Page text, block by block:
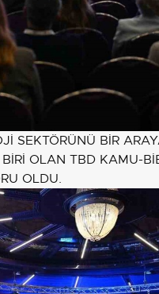
SEKTÖRÜNÜ BİR
OLAN TBD KAMU-
OLDU.